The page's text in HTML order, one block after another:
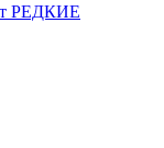
РЕДКИЕ